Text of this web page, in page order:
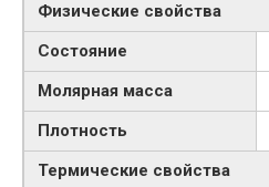
Физические свойства
Состояние
Молярная масса
Плотность
Термические свойства